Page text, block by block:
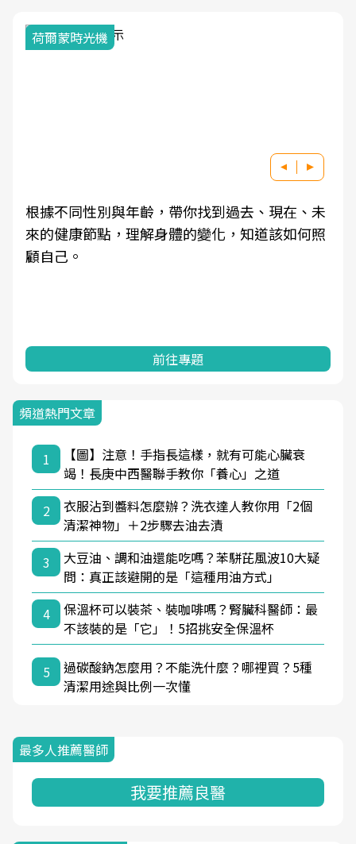
荷爾蒙時光機
根據不同性別與年齡，帶你找到過去、現在、未
來的健康節點，理解身體的變化，知道該如何照
顧自己。
前往專題
頻道熱門文章
1
【圖】注意！手指長這樣，就有可能心臟衰
竭！長庚中西醫聯手教你「養心」之道
2
衣服沾到醬料怎麼辦？洗衣達人教你用「2個
清潔神物」＋2步驟去油去漬
3
大豆油、調和油還能吃嗎？苯駢芘風波10大疑
問：真正該避開的是「這種用油方式」
4
保溫杯可以裝茶、裝咖啡嗎？腎臟科醫師：最
不該裝的是「它」！5招挑安全保溫杯
5
過碳酸鈉怎麼用？不能洗什麼？哪裡買？5種
清潔用途與比例一次懂
最多人推薦醫師
我要推薦良醫